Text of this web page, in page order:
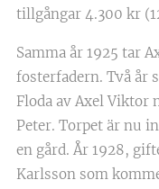
tillgångar 4.300 kr
Samma år 1925 tar
fosterfadern. Två år
Floda av Axel Viktor
Peter. Torpet är nu
en gård. År 1928,
Karlsson som